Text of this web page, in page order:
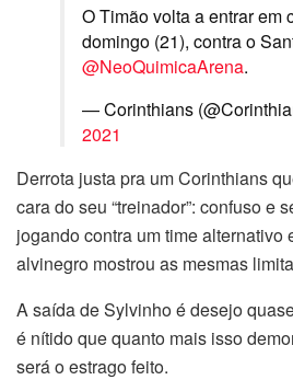
O Timão volta a entrar em
domingo (21), contra o
@NeoQuimicaArena.
— Corinthians
2021
Derrota justa pra um Corinthians
cara do seu “treinador”: confuso e
jogando contra um time alternativo
alvinegro mostrou as mesmas
A saída de Sylvinho é desejo
é nítido que quanto mais isso
será o estrago feito.